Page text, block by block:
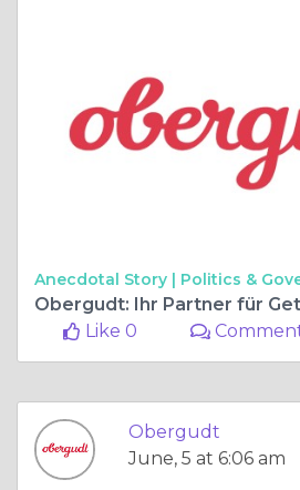
Anecdotal Story | Politics &
Like 0
Obergudt
June, 5 at 6:06 am